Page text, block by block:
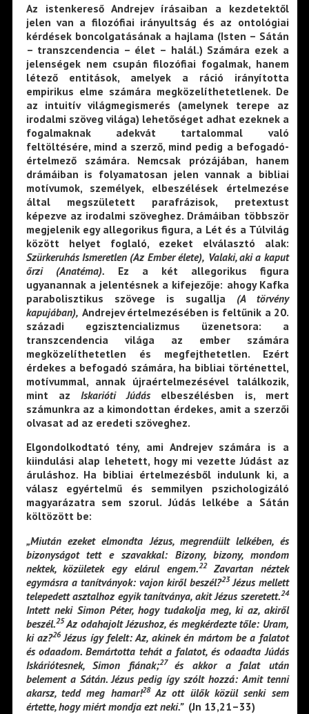
Az istenkereső Andrejev írásaiban a kezdetektől
jelen van a filozófiai irányultság és az ontológiai
kérdések boncolgatásának a hajlama (Isten – Sátán
– transzcendencia – élet – halál.) Számára ezek a
jelenségek nem csupán filozófiai fogalmak, hanem
létező entitások, amelyek a ráció irányította
empirikus elme számára megközelíthetetlenek. De
az intuitív világmegismerés (amelynek terepe az
irodalmi szöveg világa) lehetőséget adhat ezeknek a
fogalmaknak adekvát tartalommal való
feltöltésére, mind a szerző, mind pedig a befogadó-
értelmező számára. Nemcsak prózájában, hanem
drámáiban is folyamatosan jelen vannak a bibliai
motívumok, személyek, elbeszélések értelmezése
által megszületett parafrázisok, pretextust
képezve az irodalmi szöveghez. Drámáiban többször
megjelenik egy allegorikus figura, a Lét és a Túlvilág
között helyet foglaló, ezeket elválasztó alak:
Szürkeruhás Ismeretlen (Az Ember élete), Valaki, aki a kaput
őrzi (Anatéma). Ez a két allegorikus figura
ugyanannak a jelentésnek a kifejezője: ahogy Kafka
parabolisztikus szövege is sugallja (A törvény
kapujában), Andrejev értelmezésében is feltűnik a 20.
századi egzisztencializmus üzenetsora: a
transzcendencia világa az ember számára
megközelíthetetlen és megfejthetetlen. Ezért
érdekes a befogadó számára, ha bibliai történettel,
motívummal, annak újraértelmezésével találkozik,
mint az IskariótiJúdás elbeszélésben is, mert
számunkra az a kimondottan érdekes, amit a szerzői
olvasat ad az eredeti szöveghez.
Elgondolkodtató tény, ami Andrejev számára is a
kiindulási alap lehetett, hogy mi vezette Júdást az
áruláshoz. Ha bibliai értelmezésből indulunk ki, a
válasz egyértelmű és semmilyen pszichologizáló
magyarázatra sem szorul. Júdás lelkébe a Sátán
költözött be:
„Miután ezeket elmondta Jézus, megrendült lelkében, és
bizonyságot tett e szavakkal: Bizony, bizony, mondom
nektek, közületek egy elárul engem.22 Zavartan néztek
egymásra a tanítványok: vajon kiről beszél?23Jézus mellett
telepedett asztalhoz egyik tanítványa, akit Jézus szeretett.24
Intett neki Simon Péter, hogy tudakolja meg, ki az, akiről
beszél.25Az odahajolt Jézushoz, és megkérdezte tőle: Uram,
ki az?26 Jézus így felelt: Az, akinek én mártom be a falatot
és odaadom. Bemártotta tehát a falatot, és odaadta Júdás
Iskáriótesnek, Simon fiának;27 és akkor a falat után
belement a Sátán. Jézus pedig így szólt hozzá: Amit tenni
akarsz, tedd meg hamar!28 Az ott ülők közül senki sem
értette, hogy miért mondja ezt neki.” (Jn 13,21–33)